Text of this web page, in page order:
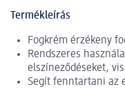
Termékleírás
Fogkrém érzékeny
Rendszeres
elszíneződéseket,
Segít fenntartani az